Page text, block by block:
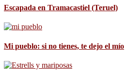
Escapada en Tramacastiel (Teruel)
Mi pueblo: si no tienes, te dejo el mío